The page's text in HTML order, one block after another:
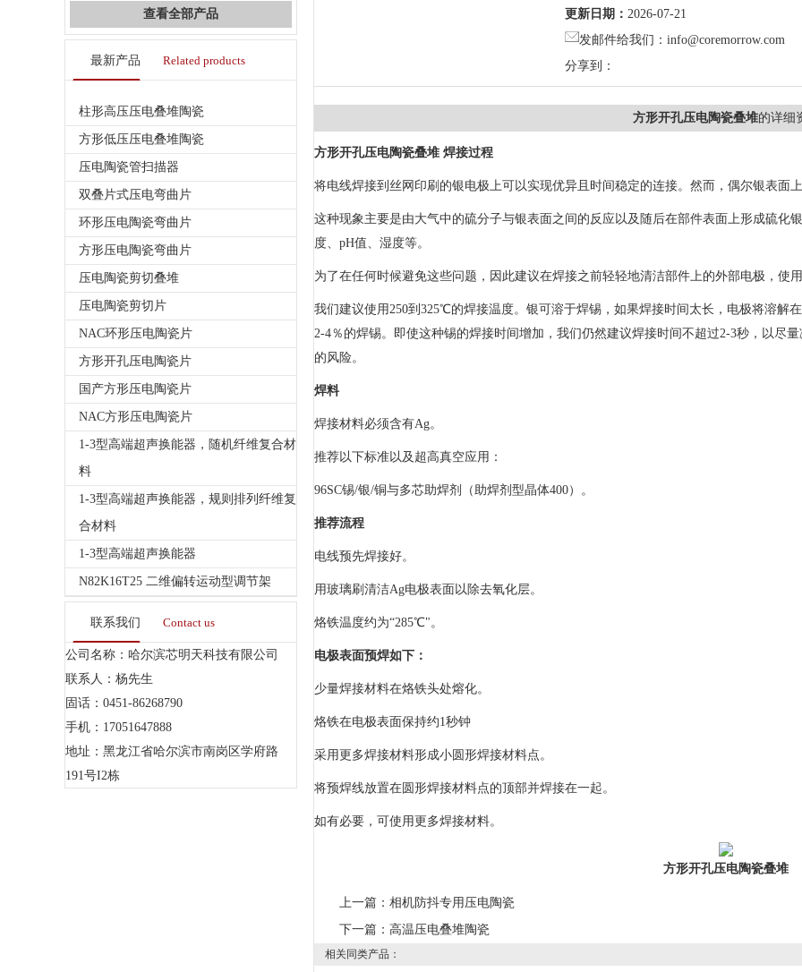
查看全部产品
最新产品 Related products
柱形高压压电叠堆陶瓷
方形低压压电叠堆陶瓷
压电陶瓷管扫描器
双叠片式压电弯曲片
环形压电陶瓷弯曲片
方形压电陶瓷弯曲片
压电陶瓷剪切叠堆
压电陶瓷剪切片
NAC环形压电陶瓷片
方形开孔压电陶瓷片
国产方形压电陶瓷片
NAC方形压电陶瓷片
1-3型高端超声换能器，随机纤维复合材
料
1-3型高端超声换能器，规则排列纤维复
合材料
1-3型高端超声换能器
N82K16T25 二维偏转运动型调节架
联系我们 Contact us
公司名称：哈尔滨芯明天科技有限公司
联系人：杨先生
固话：0451-86268790
手机：17051647888
地址：黑龙江省哈尔滨市南岗区学府路
191号I2栋
更新日期： 2026-07-21
发邮件给我们：info@coremorrow.com
分享到：
方形开孔压电陶瓷叠堆的详细
方形开孔压电陶瓷叠堆 焊接过程
将电线焊接到丝网印刷的银电极上可以实现优异且时间稳定的连接。然而，偶尔银表面
这种现象主要是由大气中的硫分子与银表面之间的反应以及随后在部件表面上形成硫化
度、pH值、湿度等。
为了在任何时候避免这些问题，因此建议在焊接之前轻轻地清洁部件上的外部电极，使
我们建议使用250到325℃的焊接温度。银可溶于焊锡，如果焊接时间太长，电极将溶解
2-4％的焊锡。即使这种锡的焊接时间增加，我们仍然建议焊接时间不超过2-3秒，以尽
的风险。
焊料
焊接材料必须含有Ag。
推荐以下标准以及超高真空应用：
96SC锡/银/铜与多芯助焊剂（助焊剂型晶体400）。
推荐流程
电线预先焊接好。
用玻璃刷清洁Ag电极表面以除去氧化层。
烙铁温度约为“285℃"。
电极表面预焊如下：
少量焊接材料在烙铁头处熔化。
烙铁在电极表面保持约1秒钟
采用更多焊接材料形成小圆形焊接材料点。
将预焊线放置在圆形焊接材料点的顶部并焊接在一起。
如有必要，可使用更多焊接材料。
方形开孔压电陶瓷叠堆
上一篇： 相机防抖专用压电陶瓷
下一篇： 高温压电叠堆陶瓷
相关同类产品：